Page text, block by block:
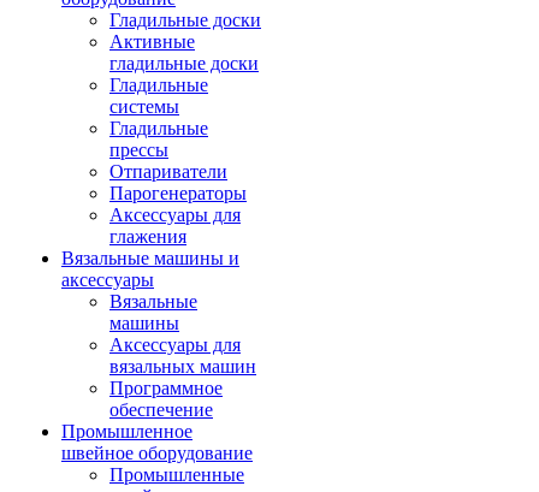
Гладильные доски
Активные
гладильные доски
Гладильные
системы
Гладильные
прессы
Отпариватели
Парогенераторы
Аксессуары для
глажения
Вязальные машины и
аксессуары
Вязальные
машины
Аксессуары для
вязальных машин
Программное
обеспечение
Промышленное
швейное оборудование
Промышленные